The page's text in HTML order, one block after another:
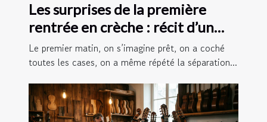
Les surprises de la première
rentrée en crèche : récit d’un
parent
Le premier matin, on s’imagine prêt, on a coché
toutes les cases, on a même répété la séparation...